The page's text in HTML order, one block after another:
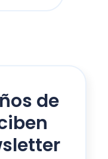
de